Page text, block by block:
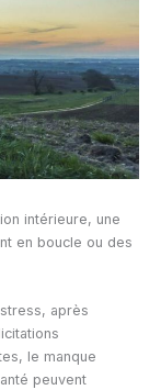
intérieure, une
en boucle ou des
après
le manque
peuvent